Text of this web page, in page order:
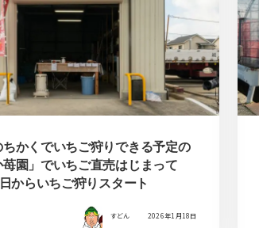
かくでいちご狩りできる予定の
苺園」でいちご直売はじまって
からいちご狩りスタート
すどん 2026年1月18日